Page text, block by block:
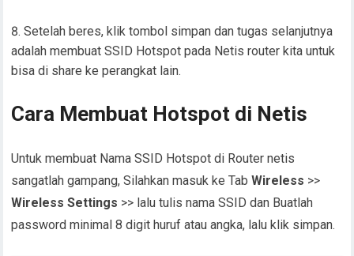
Setelah beres, klik tombol simpan dan tugas selanjutnya
adalah membuat SSID Hotspot pada Netis router kita untuk
bisa di share ke perangkat lain.
Cara Membuat Hotspot di Netis
Untuk membuat Nama SSID Hotspot di Router netis
sangatlah gampang, Silahkan masuk ke TabWireless >>
Wireless Settings >> lalu tulis nama SSID dan Buatlah
password minimal 8 digit huruf atau angka, lalu klik simpan.